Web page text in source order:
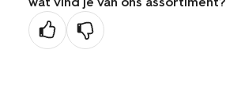
vorige
pagina